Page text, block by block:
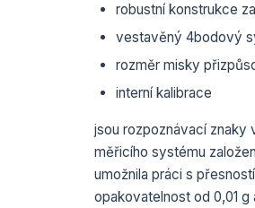
robustní konstrukce
vestavěný 4bodový
rozměr misky
interní kalibrace
jsou rozpoznávací znaky
měřicího systému
umožnila práci s
opakovatelnost od 0,01